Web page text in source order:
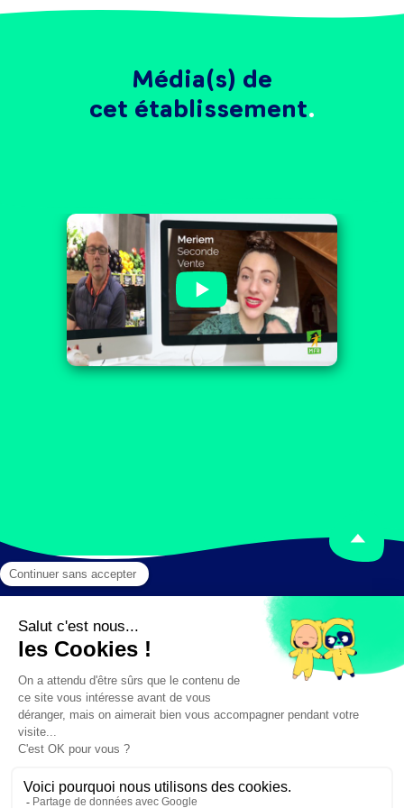
Média(s) de
cet établissement
MFR de Châteaubriant : les
jeunes et les partenaires
sont prêts !
Mentions légales